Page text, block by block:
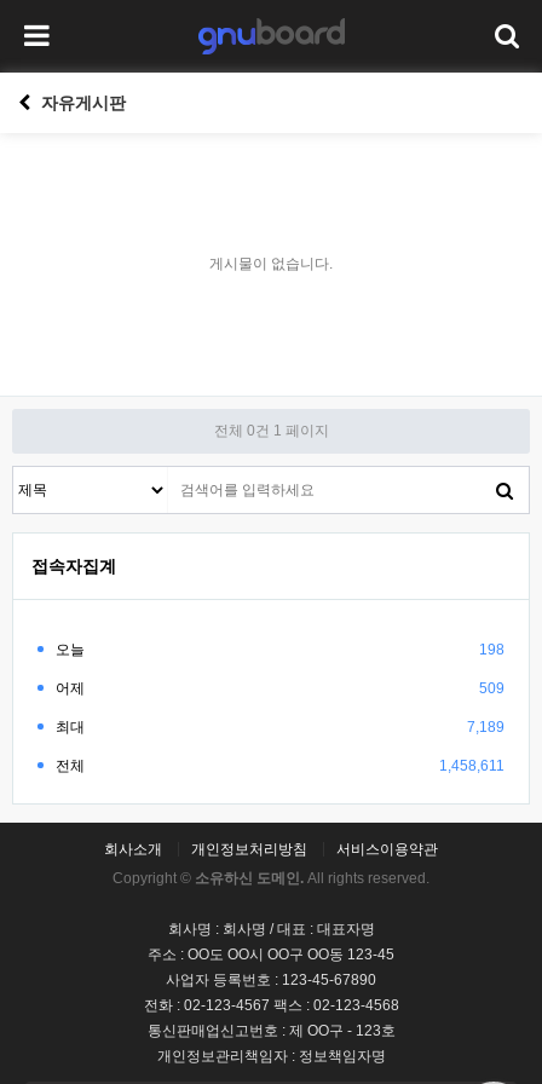
자유게시판
게시물이 없습니다.
전체 0건 1 페이지
접속자집계
오늘 198
어제 509
최대 7,189
전체 1,458,611
회사소개 개인정보처리방침
서비스이용약관
Copyright © 소유하신 도메인. All rights reserved.
회사명 : 회사명 / 대표 : 대표자명
주소 : OO도 OO시 OO구 OO동 123-45
사업자 등록번호 : 123-45-67890
전화 : 02-123-4567 팩스 : 02-123-4568
통신판매업신고번호 : 제 OO구 - 123호
개인정보관리책임자 : 정보책임자명